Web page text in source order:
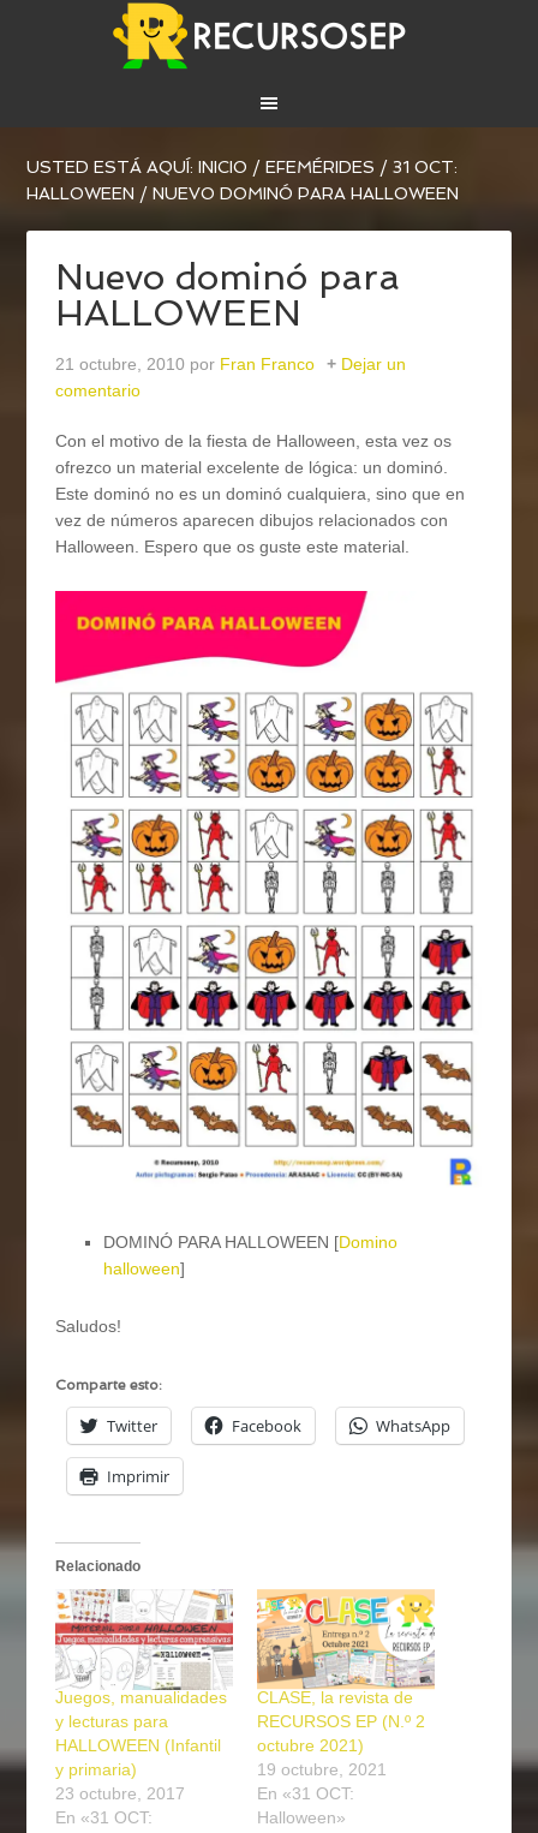
USTED ESTÁ AQUÍ:INICIO / EFEMÉRIDES / 31 OCT:
HALLOWEEN / NUEVO DOMINÓ PARA HALLOWEEN
Nuevo dominó para
HALLOWEEN
21 octubre, 2010 por Fran Franco
Dejar un
comentario
Con el motivo de la fiesta de Halloween, esta vez os
ofrezco un material excelente de lógica: un dominó.
Este dominó no es un dominó cualquiera, sino que en
vez de números aparecen dibujos relacionados con
Halloween. Espero que os guste este material.
DOMINÓ PARA HALLOWEEN [Domino
halloween]
Saludos!
Comparte esto:
Twitter Facebook WhatsApp
Imprimir
Relacionado
Juegos, manualidades
y lecturas para
HALLOWEEN (Infantil
y primaria)
23 octubre, 2017
En «31 OCT:
CLASE, la revista de
RECURSOS EP (N.º 2
octubre 2021)
19 octubre, 2021
En «31 OCT:
Halloween»